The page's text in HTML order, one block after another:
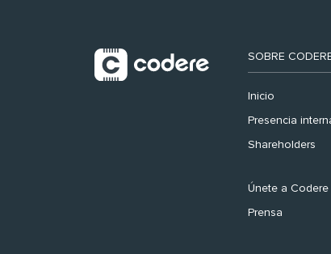
SOBRE
Inicio
Presencia
Shareholders
Únete a Codere
Prensa